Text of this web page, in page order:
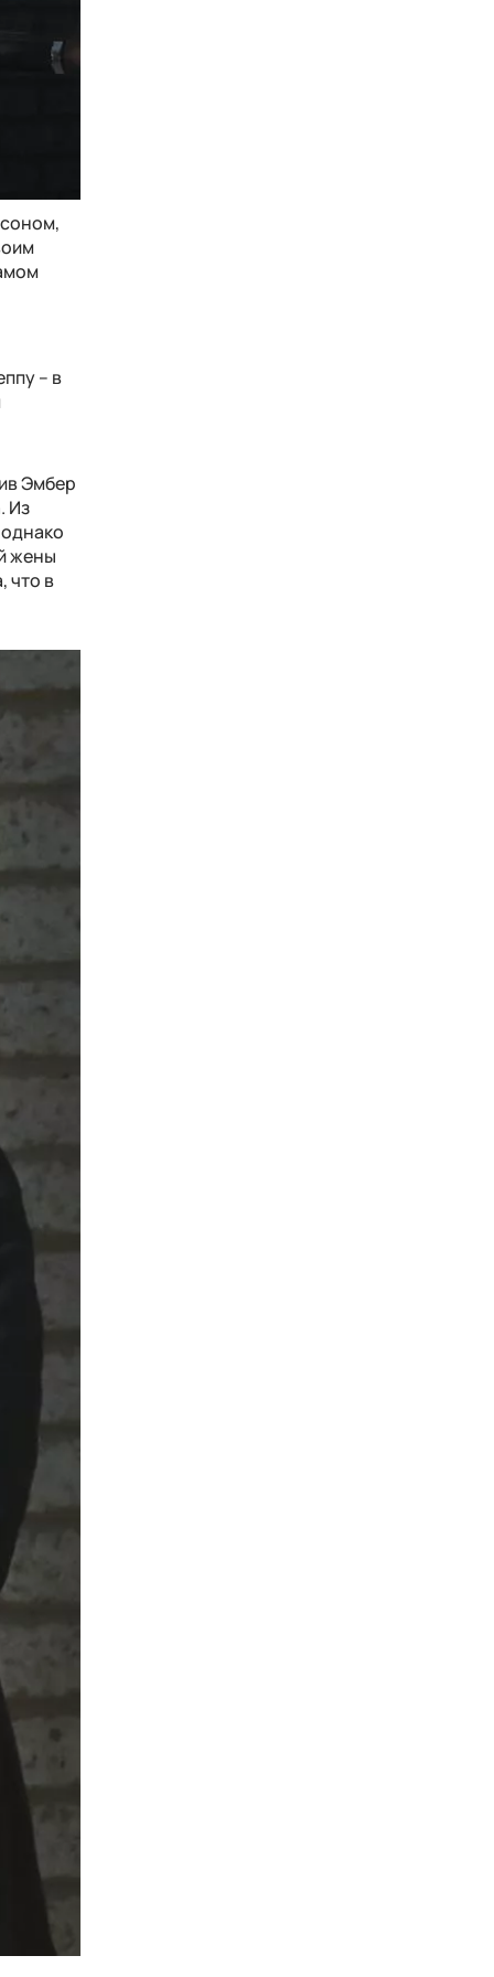
– в
Эмбер
Из
жены
что в